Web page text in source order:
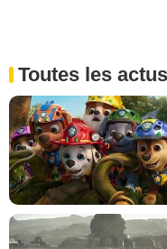
Toutes les